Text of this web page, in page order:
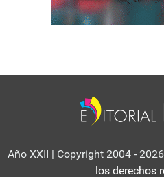
Año XXII | Copyright 2004 -
los derechos